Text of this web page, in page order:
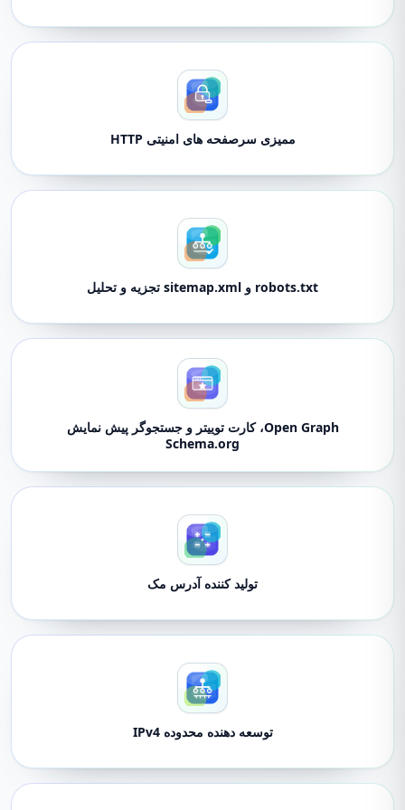
ممیزی سرصفحه های امنیتی HTTP
robots.txt و sitemap.xml تجزیه و تحلیل
Open Graph، کارت توییتر و جستجوگر پیش نمایش
Schema.org
تولید کننده آدرس مک
توسعه دهنده محدوده IPv4